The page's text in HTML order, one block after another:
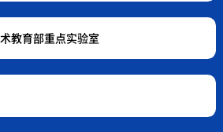
教育部重点实验室